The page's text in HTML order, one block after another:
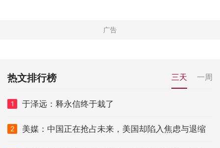
热文排行榜 三天 一周
1 于泽远：释永信终于栽了
2 美媒：中国正在抢占未来，美国却陷入焦虑与退缩